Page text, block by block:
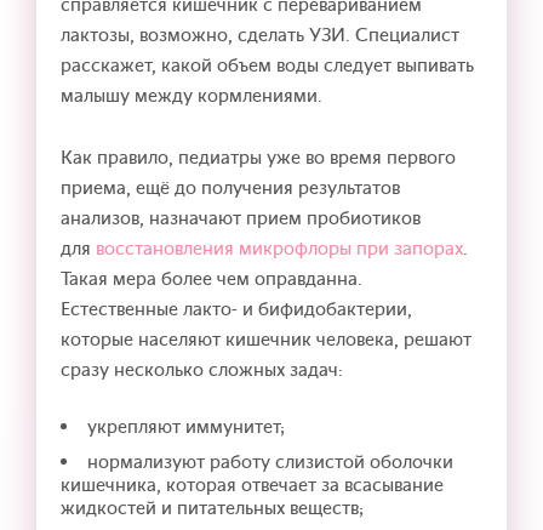
лактозы, возможно, сделать УЗИ. Специалист
расскажет, какой объем воды следует выпивать
малышу между кормлениями.
Как правило, педиатры уже во время первого
приема, ещё до получения результатов
анализов, назначают прием пробиотиков
для восстановления микрофлоры при запорах.
Такая мера более чем оправданна.
Естественные лакто- и бифидобактерии,
которые населяют кишечник человека, решают
сразу несколько сложных задач:
укрепляют иммунитет;
нормализуют работу слизистой оболочки
кишечника, которая отвечает за всасывание
жидкостей и питательных веществ;